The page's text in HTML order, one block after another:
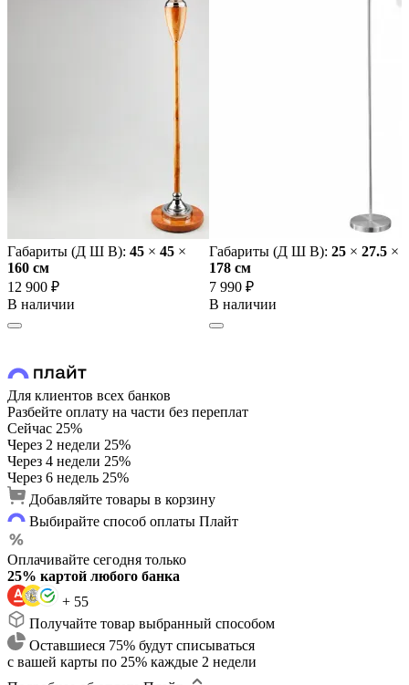
Габариты (Д Ш В): 45 × 45 ×
160 cм
12 900 ₽
В наличии
Габариты (Д Ш В): 25 × 27.5 ×
178 cм
7 990 ₽
В наличии
Для клиентов всех банков
Разбейте оплату на части без переплат
Сейчас 25%
Через 2 недели 25%
Через 4 недели 25%
Через 6 недель 25%
Добавляйте товары в корзину
Выбирайте способ оплаты Плайт
Оплачивайте сегодня только
25% картой любого банка
+ 55
Получайте товар выбранный способом
Оставшиеся 75% будут списываться
с вашей карты по 25% каждые 2 недели